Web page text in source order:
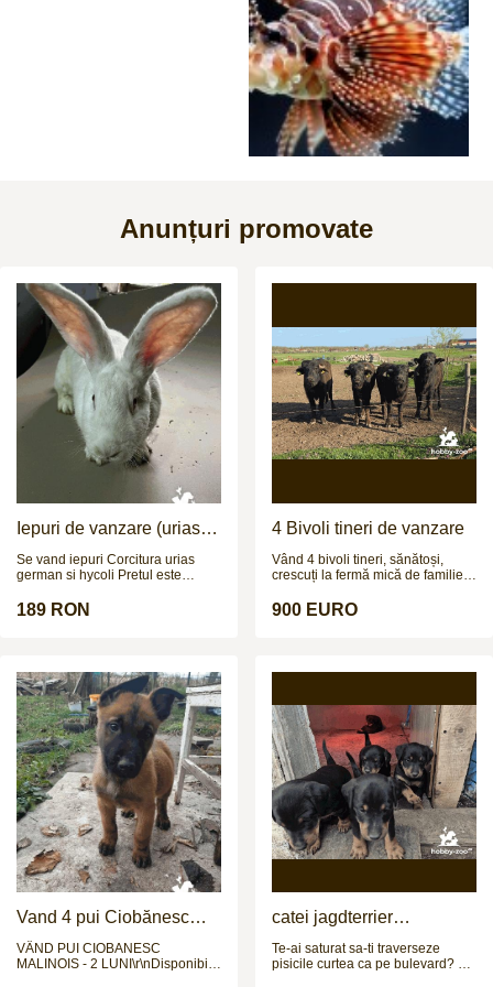
Anunțuri promovate
Iepuri de vanzare (urias
Se vand iepuri Corcitura urias
german si hycoli Pretul este
189 RON
4 Bivoli tineri de vanzare
Vând 4 bivoli tineri, sănătoși,
crescuți la fermă mică de familie.
vârsta de aproximativ 1.2 ani și
900 € bucata sau 3.999 € toți
patru. Se pot vedea la fața locului,
fără grabă. Se vând împreună sau
separat. Mai multe detalii la
numărul de telefon.
900 EURO
Vand 4 pui Ciobănesc
Belgian - 2 luni
VÂND PUI CIOBANESC
MALINOIS - 2 LUNI\r\nDisponibili:
catei jagdterrier
Te-ai saturat sa-ti traverseze
pisicile curtea ca pe bulevard? Ti